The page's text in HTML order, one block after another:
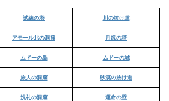
試練の塔 川の抜け道
アモール北の洞窟 月鏡の塔
ムドーの島 ムドーの城
旅人の洞窟 砂漠の抜け道
洗礼の洞窟 運命の壁